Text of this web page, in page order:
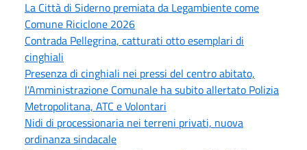
La Città di Siderno premiata da Legambiente come
Comune Riciclone 2026
Contrada Pellegrina, catturati otto esemplari di
cinghiali
Presenza di cinghiali nei pressi del centro abitato,
l'Amministrazione Comunale ha subito allertato Polizia
Metropolitana, ATC e Volontari
Nidi di processionaria nei terreni privati, nuova
ordinanza sindacale